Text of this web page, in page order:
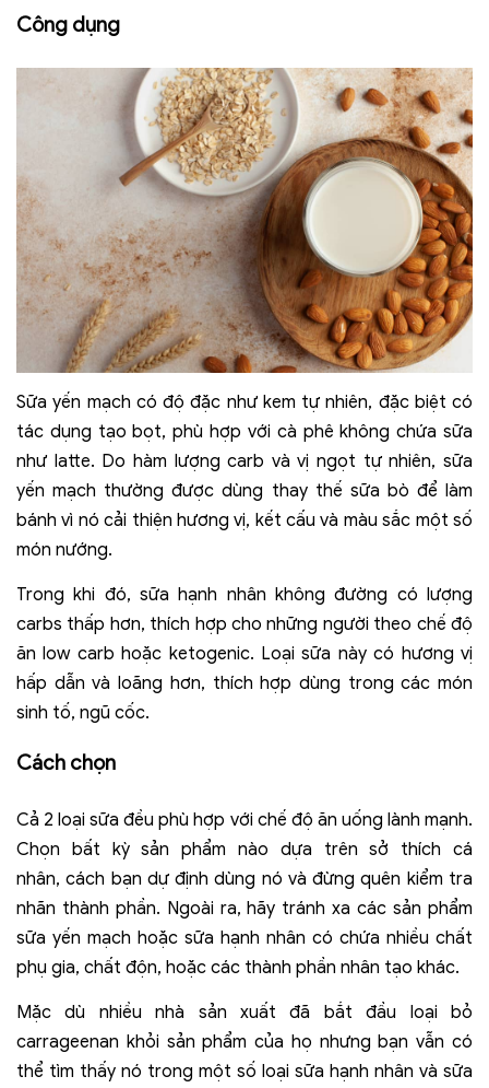
Công dụng
Sữa yến mạch có độ đặc như kem tự nhiên, đặc biệt có
tác dụng tạo bọt, phù hợp với cà phê không chứa sữa
như latte. Do hàm lượng carb và vị ngọt tự nhiên, sữa
yến mạch thường được dùng thay thế sữa bò để làm
bánh vì nó cải thiện hương vị, kết cấu và màu sắc một số
món nướng.
Trong khi đó, sữa hạnh nhân không đường có lượng
carbs thấp hơn, thích hợp cho những người theo chế độ
ăn low carb hoặc ketogenic. Loại sữa này có hương vị
hấp dẫn và loãng hơn, thích hợp dùng trong các món
sinh tố, ngũ cốc.
Cách chọn
Cả 2 loại sữa đều phù hợp với chế độ ăn uống lành mạnh.
Chọn bất kỳ sản phẩm nào dựa trên sở thích cá
nhân, cách bạn dự định dùng nó và đừng quên kiểm tra
nhãn thành phần. Ngoài ra, hãy tránh xa các sản phẩm
sữa yến mạch hoặc sữa hạnh nhân có chứa nhiều chất
phụ gia, chất độn, hoặc các thành phần nhân tạo khác.
Mặc dù nhiều nhà sản xuất đã bắt đầu loại bỏ
carrageenan khỏi sản phẩm của họ nhưng bạn vẫn có
thể tìm thấy nó trong một số loại sữa hạnh nhân và sữa